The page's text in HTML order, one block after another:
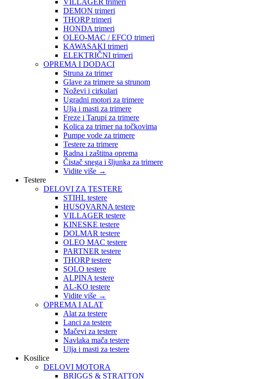
VILLAGER trimeri
DEMON trimeri
THORP trimeri
HONDA trimeri
OLEO-MAC / EFCO trimeri
KAWASAKI trimeri
ELEKTRIČNI trimeri
OPREMA I DODACI
Struna za trimer
Glave za trimere sa strunom
Noževi i cirkulari
Ugradni motori za trimere
Ulja i masti za trimere
Freze i Tarupi za trimere
Kolica za trimer na točkovima
Pumpe vode za trimere
Testere za trimere
Radna i zaštitna oprema
Čistač snega i šljunka za trimere
Vidite više →
Testere
DELOVI ZA TESTERE
STIHL testere
HUSQVARNA testere
VILLAGER testere
KINESKE testere
DOLMAR testere
OLEO MAC testere
PARTNER testere
THORP testere
SOLO testere
ALPINA testere
AL-KO testere
Vidite više →
OPREMA I ALAT
Alat za testere
Lanci za testere
Mačevi za testere
Navlaka mača testere
Ulja i masti za testere
Kosilice
DELOVI MOTORA
BRIGGS & STRATTON